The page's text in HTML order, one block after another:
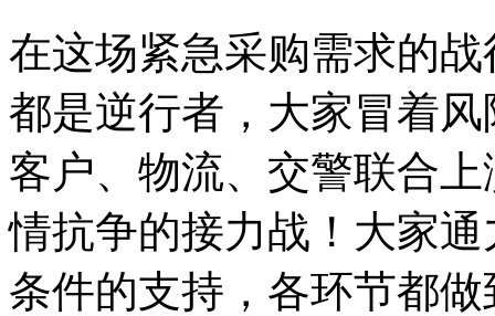
在这场紧急采购需求的
都是逆行者，大家冒着
客户、物流、交警联合
情抗争的接力战！大家
条件的支持，各环节都